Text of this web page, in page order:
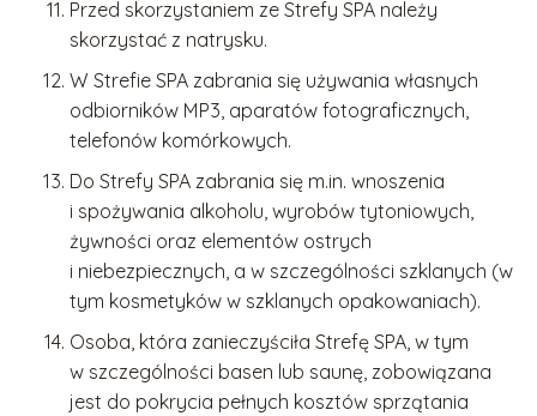
Przed skorzystaniem ze Strefy SPA należy
skorzystać z natrysku.
W Strefie SPA zabrania się używania własnych
odbiorników MP3, aparatów fotograficznych,
telefonów komórkowych.
Do Strefy SPA zabrania się m.in. wnoszenia
i spożywania alkoholu, wyrobów tytoniowych,
żywności oraz elementów ostrych
i niebezpiecznych, a w szczególności szklanych (w
tym kosmetyków w szklanych opakowaniach).
Osoba, która zanieczyściła Strefę SPA, w tym
w szczególności basen lub saunę, zobowiązana
jest do pokrycia pełnych kosztów sprzątania